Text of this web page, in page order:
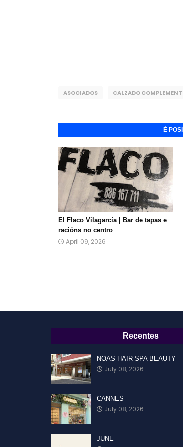
ASOCIADOS CALZADO
É
El Flaco Vilagarcía | Bar de tapas e
racións no centro
April 09, 2026
Recentes
NOAS HAIR SPA BEAUTY
July 08, 2026
CANNES
July 08, 2026
JUNE